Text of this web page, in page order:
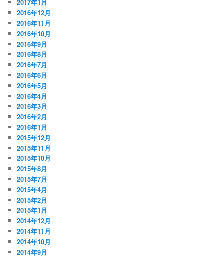
2017年1月
2016年12月
2016年11月
2016年10月
2016年9月
2016年8月
2016年7月
2016年6月
2016年5月
2016年4月
2016年3月
2016年2月
2016年1月
2015年12月
2015年11月
2015年10月
2015年8月
2015年7月
2015年4月
2015年2月
2015年1月
2014年12月
2014年11月
2014年10月
2014年9月